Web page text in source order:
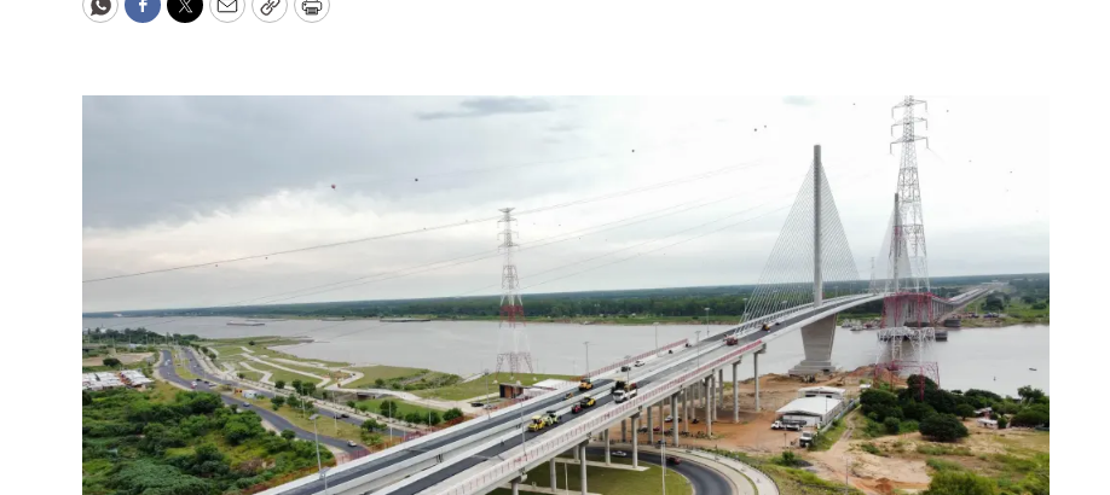
WhatsApp
Facebook
Twitter
EmailCopyPrint